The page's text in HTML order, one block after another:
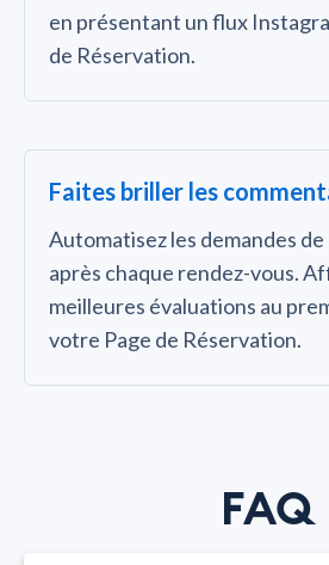
en présentant un flux
de Réservation.
Faites briller les
Automatisez les demandes
après chaque rendez-vous.
meilleures évaluations au
votre Page de Réservation.
FAQ